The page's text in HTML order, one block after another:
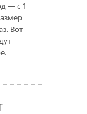
— с 1
Вот